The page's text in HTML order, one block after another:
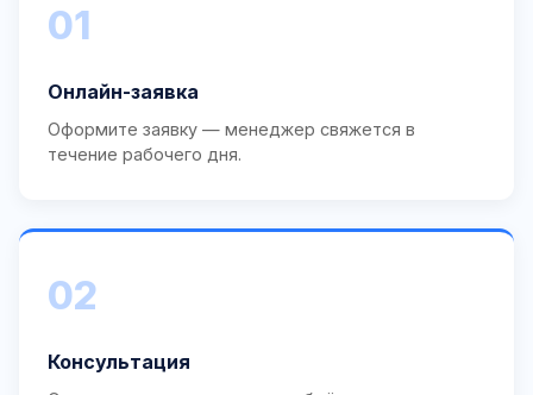
01
Онлайн-заявка
Оформите заявку — менеджер свяжется в
течение рабочего дня.
02
Консультация